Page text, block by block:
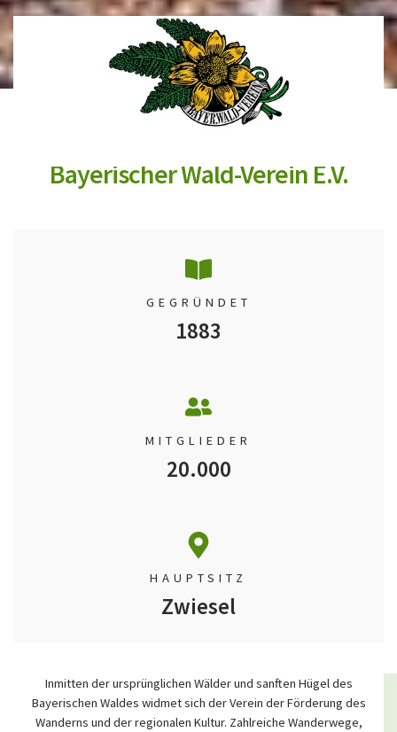
Bayerischer Wald-Verein E.V.
GEGRÜNDET
1883
MITGLIEDER
20.000
HAUPTSITZ
Zwiesel
Inmitten der ursprünglichen Wälder und sanften Hügel des
Bayerischen Waldes widmet sich der Verein der Förderung des
Wanderns und der regionalen Kultur. Zahlreiche Wanderwege,